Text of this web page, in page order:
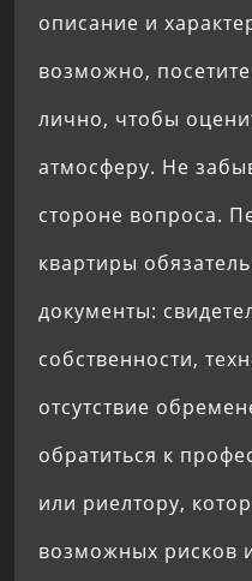
описание и
возможно,
лично, чтобы
атмосферу. Не
стороне вопроса.
квартиры
документы:
собственности,
отсутствие
обратиться к
или риелтору,
возможных рисков